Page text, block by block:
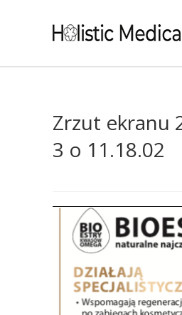
Zrzut ekranu
3 o 11.18.02